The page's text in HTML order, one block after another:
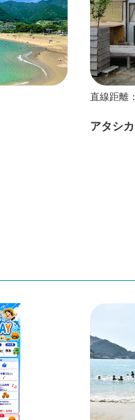
直線距離
アタシ